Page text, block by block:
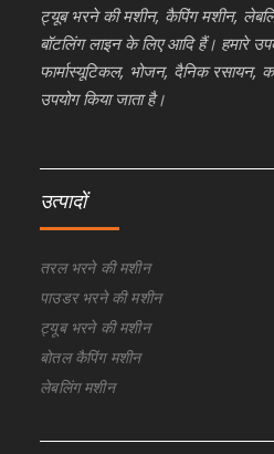
ट्यूब भरने की मशीन, कैपिंग मशीन,
बॉटलिंग लाइन के लिए आदि हैं। हमारे
फार्मास्यूटिकल, भोजन, दैनिक रसायन,
उपयोग किया जाता है।
उत्पादों
तरल भरने की मशीन
पाउडर भरने की मशीन
ट्यूब भरने की मशीन
बोतल कैपिंग मशीन
लेबलिंग मशीन